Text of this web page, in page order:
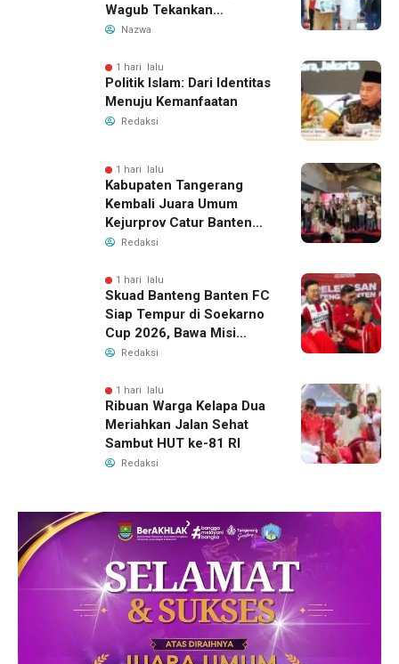
Wagub Tekankan
Pembinaan Dini
Nazwa
1 hari lalu
Politik Islam: Dari Identitas
Menuju Kemanfaatan
Redaksi
1 hari lalu
Kabupaten Tangerang
Kembali Juara Umum
Kejurprov Catur Banten
2026, Raih 24 Medali
Redaksi
1 hari lalu
Skuad Banteng Banten FC
Siap Tempur di Soekarno
Cup 2026, Bawa Misi
Harumkan Nama Banten
Redaksi
1 hari lalu
Ribuan Warga Kelapa Dua
Meriahkan Jalan Sehat
Sambut HUT ke-81 RI
Redaksi